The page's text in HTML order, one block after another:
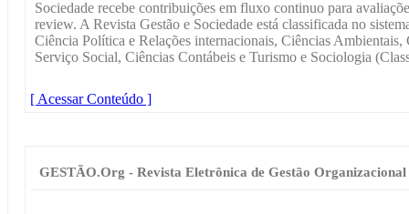
Sociedade recebe contribuições em fluxo continuo para
review. A Revista Gestão e Sociedade está classificada no
Ciência Política e Relações internacionais, Ciências
Serviço Social, Ciências Contábeis e Turismo e Sociologia
[ Acessar Conteúdo ]
GESTÃO.Org - Revista Eletrônica de Gestão Organizacional